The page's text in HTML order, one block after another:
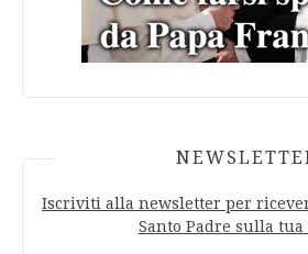
Iscriviti alla newsletter per
Santo Padre sulla tua